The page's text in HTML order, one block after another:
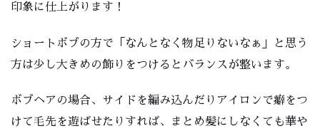
印象に仕上がります！
ショートボブの方で「なんとなく物足りないなぁ」と思う
方は少し大きめの飾りをつけるとバランスが整います。
ボブヘアの場合、サイドを編み込んだりアイロンで癖をつ
けて毛先を遊ばせたりすれば、まとめ髪にしなくても華や